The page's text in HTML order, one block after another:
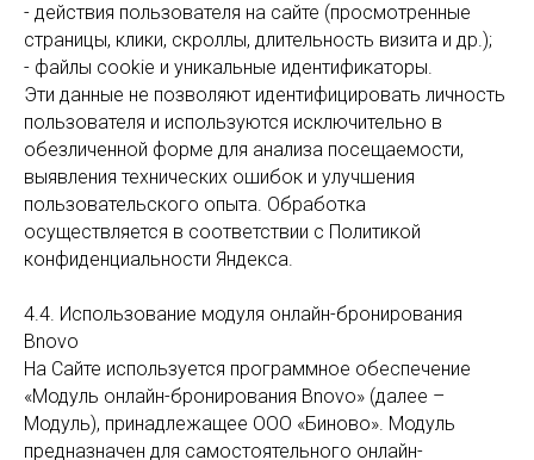
- действия пользователя на сайте (просмотренные
страницы, клики, скроллы, длительность визита и др.);
- файлы cookie и уникальные идентификаторы.
Эти данные не позволяют идентифицировать личность
пользователя и используются исключительно в
обезличенной форме для анализа посещаемости,
выявления технических ошибок и улучшения
пользовательского опыта. Обработка
осуществляется в соответствии с Политикой
конфиденциальности Яндекса.
4.4. Использование модуля онлайн-бронирования
Bnovo
На Сайте используется программное обеспечение
«Модуль онлайн-бронирования Bnovo» (далее –
Модуль), принадлежащее ООО «Биново». Модуль
предназначен для самостоятельного онлайн-